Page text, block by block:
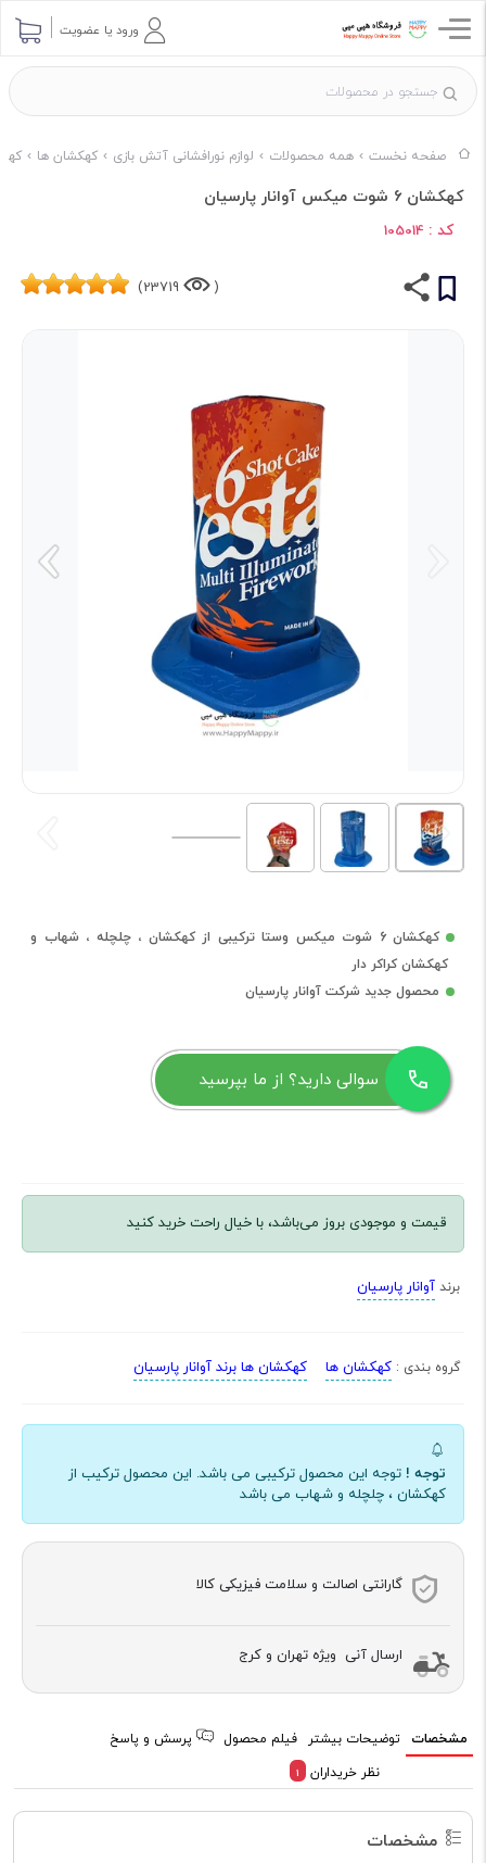
ورود یا عضویت
صفحه نخست همه محصولات لوازم نورافشانی آتش بازی کهکشان ها
کهکشان 6 شوت میکس آوانار پارسیان
کد : 105014
(
23719)
کهکشان 6 شوت میکس وستا ترکیبی از کهکشان ، چلچله ، شهاب و
کهکشان کراکر دار
محصول جدید شرکت آوانار پارسیان
سوالی دارید؟ از ما بپرسید
قیمت و موجودی بروز می‌باشد، با خیال راحت خرید کنید
برند آوانار پارسیان
گروه بندی : کهکشان ها کهکشان ها برند آوانار پارسیان
توجه ! توجه این محصول ترکیبی می باشد. این محصول ترکیب از
کهکشان ، چلچله و شهاب می باشد
گارانتی اصالت و سلامت فیزیکی کالا
ارسال آنی ویژه تهران و کرج
مشخصات توضیحات بیشتر فیلم محصول
پرسش و پاسخ
نظر خریداران
1
مشخصات